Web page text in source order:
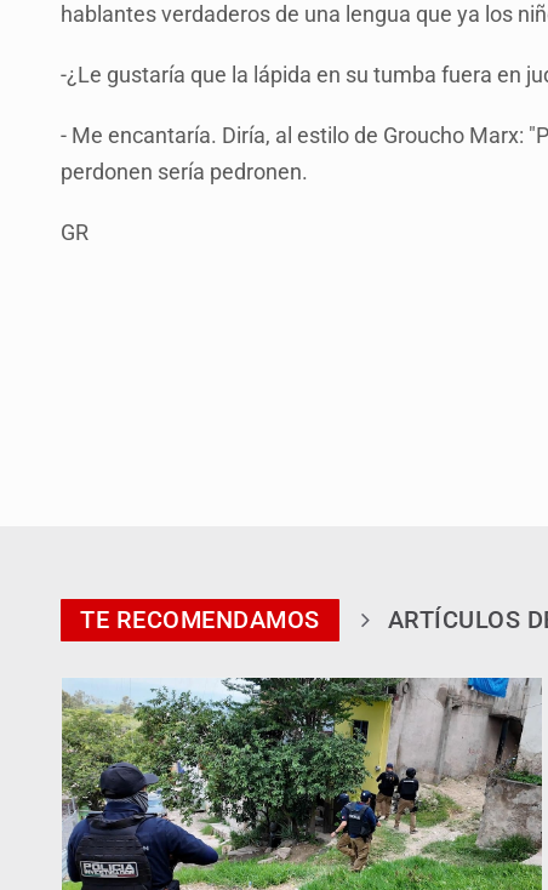
hablantes verdaderos de una lengua que ya los
-¿Le gustaría que la lápida en su tumba fuera en
- Me encantaría. Diría, al estilo de Groucho Marx:
perdonen sería pedronen.
GR
TE RECOMENDAMOS ARTÍCULOS